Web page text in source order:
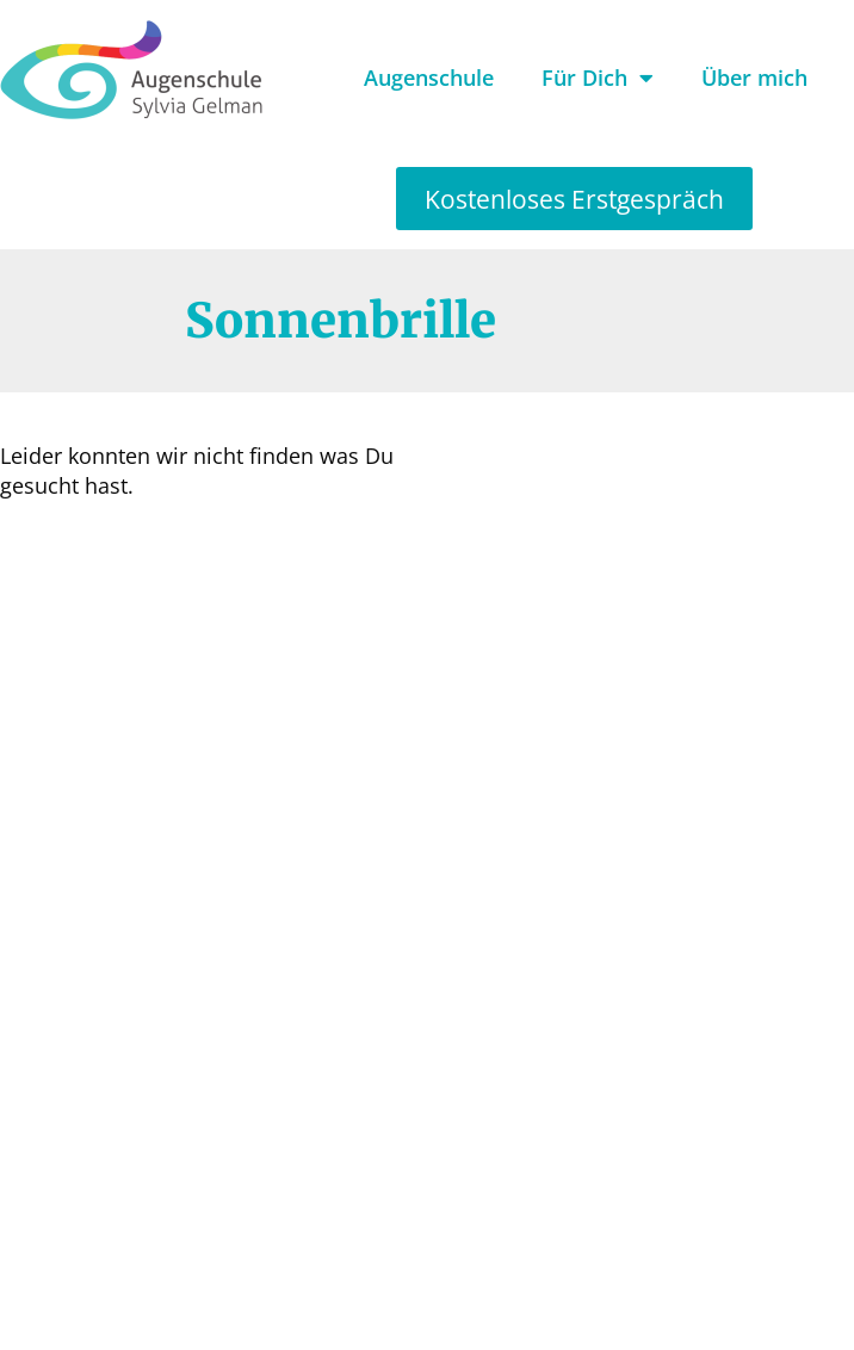
Augenschule Für Dich Über mich
Kostenloses Erstgespräch
Sonnenbrille
Leider konnten wir nicht finden was Du
gesucht hast.